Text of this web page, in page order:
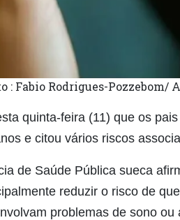
: Fabio Rodrigues-Pozzebom/
quinta-feira (11) que os
e citou vários riscos
de Saúde Pública sueca
reduzir o risco de
problemas de sono